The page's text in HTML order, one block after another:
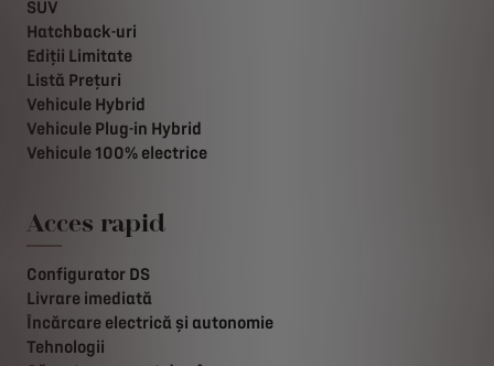
SUV
Hatchback-uri
Ediții Limitate
Listă Prețuri
Vehicule Hybrid
Vehicule Plug-in Hybrid
Vehicule 100% electrice
Acces rapid
Configurator DS
Livrare imediată
Încărcare electrică și autonomie
Tehnologii